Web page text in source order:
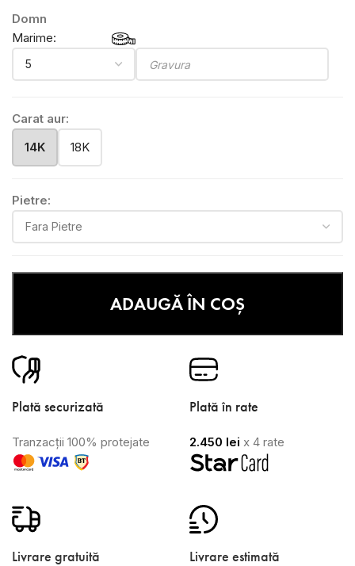
Domn
Marime:
Carat aur:
14K
18K
Pietre:
ADAUGĂ ÎN COȘ
Plată securizată
Tranzacții 100% protejate
Plată în rate
2.450 lei x 4 rate
Livrare gratuită Livrare estimată